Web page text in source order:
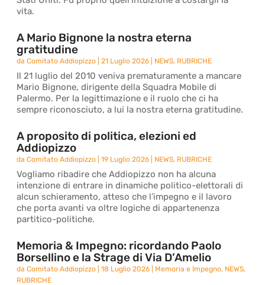
vita.
A Mario Bignone la nostra eterna
gratitudine
daComitato Addiopizzo |21 Luglio 2026 NEWS, RUBRICHE
Il 21 luglio del 2010 veniva prematuramente a mancare
Mario Bignone, dirigente della Squadra Mobile di
Palermo. Per la legittimazione e il ruolo che ci ha
sempre riconosciuto, a lui la nostra eterna gratitudine.
A proposito di politica, elezioni ed
Addiopizzo
daComitato Addiopizzo |19 Luglio 2026 NEWS, RUBRICHE
Vogliamo ribadire che Addiopizzo non ha alcuna
intenzione di entrare in dinamiche politico-elettorali di
alcun schieramento, atteso che l’impegno e il lavoro
che porta avanti va oltre logiche di appartenenza
partitico-politiche.
Memoria & Impegno: ricordando Paolo
Borsellino e la Strage di Via D’Amelio
daComitato Addiopizzo |18 Luglio 2026 Memoria e Impegno, NEWS,
RUBRICHE